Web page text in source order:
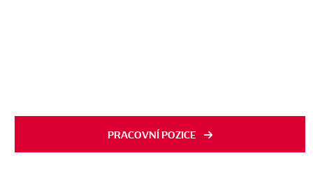
PRACOVNÍ POZICE